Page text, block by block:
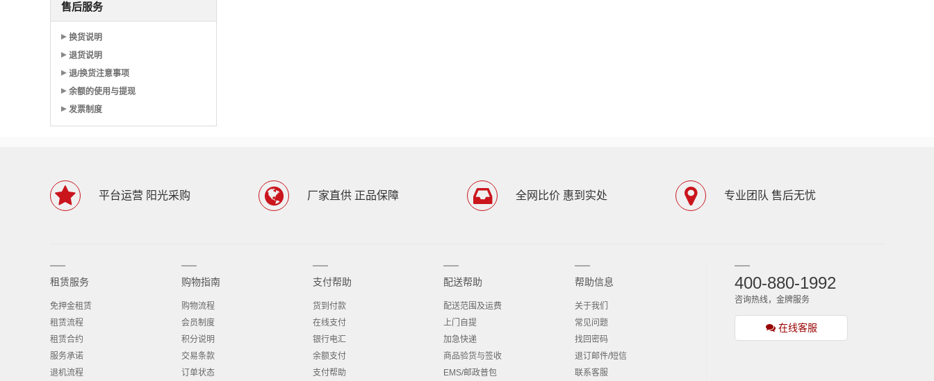
售后服务
换货说明
退货说明
退/换货注意事项
余额的使用与提现
发票制度
平台运营 阳光采购 厂家直供 正品保障 全网比价 惠到实处 专业团队 售后无忧
租赁服务
免押金租赁
租赁流程
租赁合约
服务承诺
退机流程
购物指南
购物流程
会员制度
积分说明
交易条款
订单状态
支付帮助
货到付款
在线支付
银行电汇
余额支付
支付帮助
配送帮助
配送范围及运费
上门自提
加急快递
商品验货与签收
EMS/邮政普包
帮助信息
关于我们
常见问题
找回密码
退订邮件/短信
联系客服
400-880-1992
咨询热线，金牌服务
在线客服